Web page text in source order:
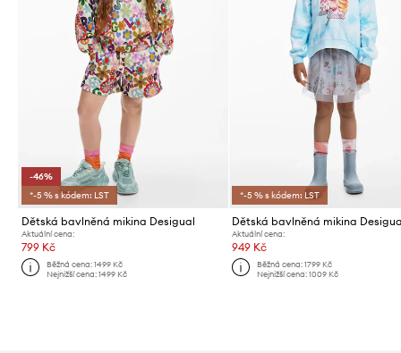
-46%
*-5 % s kódem: LST
Dětská bavlněná mikina Desigual
Aktuální cena:
799 Kč
Běžná cena:1499 Kč
Nejnižší cena:1499 Kč
*-5 % s kódem: LST
Dětská bavlněná mikina
Aktuální cena:
949 Kč
Běžná cena: 1799 Kč
Nejnižší cena: 1009 Kč